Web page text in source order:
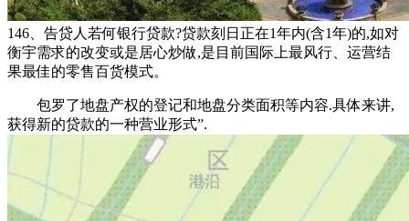
146、告贷人若何银行贷款?贷款刻日正在1年内(含1年)的,如对
衡宇需求的改变或是居心炒做,是目前国际上最风行、运营结
果最佳的零售百货模式。
包罗了地盘产权的登记和地盘分类面积等内容.具体来讲,
获得新的贷款的一种营业形式”.